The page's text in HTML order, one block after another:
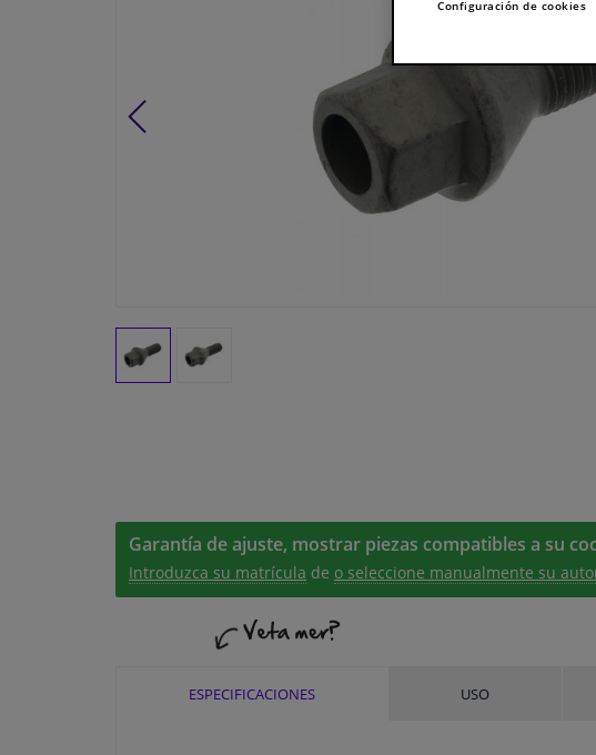
Garantía de ajuste, mostrar piezas compatibles a su
Introduzca su matrícula de o seleccione manualmente su
ESPECIFICACIONES USO
Configuración de cookies